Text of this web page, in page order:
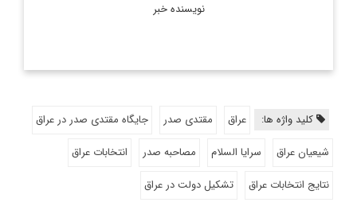
نویسنده خبر
کلید واژه ها: عراق مقتدی صدر
جایگاه مقتدی صدر در عراق
شیعیان عراق
سرایا السلام مصاحبه صدر
انتخابات عراق
نتایج انتخابات عراق
تشکیل دولت در عراق